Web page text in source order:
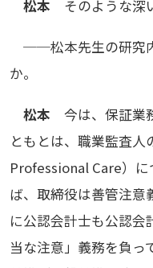
松本 そのような深
──松本先生の研究
か。
松本 今は、保証業
ともとは、職業監査
Professional Care）
ば、取締役は善管注意
に公認会計士も公認会
当な注意」義務を負っ